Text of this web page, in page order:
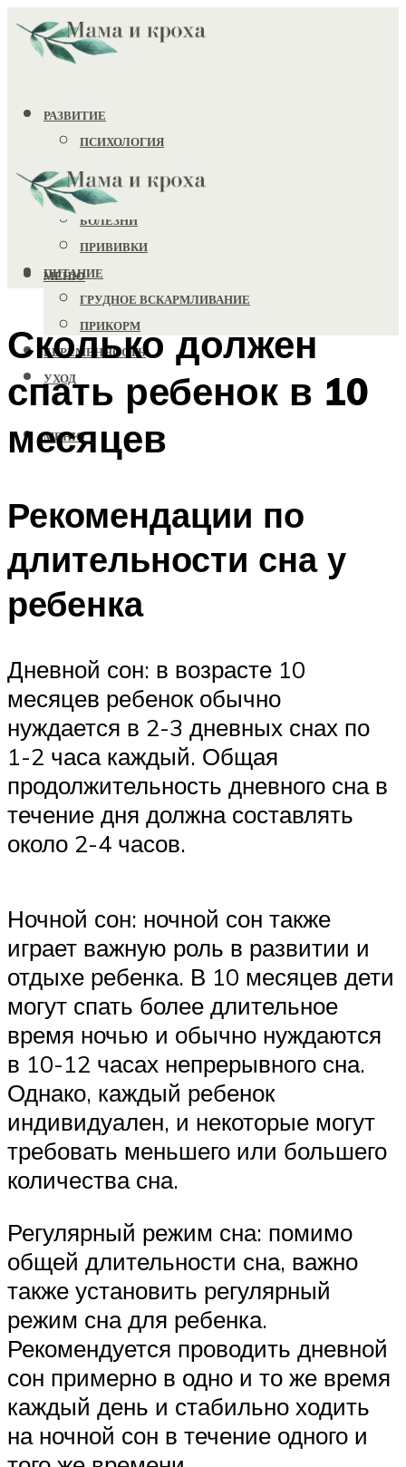
РАЗВИТИЕ
ПСИХОЛОГИЯ
ИГРУШКИ
ЗДОРОВЬЕ
БОЛЕЗНИ
ПРИВИВКИ
ПИТАНИЕ
ГРУДНОЕ ВСКАРМЛИВАНИЕ
ПРИКОРМ
БЕРЕМЕННОСТЬ
УХОД
МЕНЮ
МЕНЮ
Сколько должен
спать ребенок в 10
месяцев
Рекомендации по
длительности сна у
ребенка
Дневной сон: в возрасте 10
месяцев ребенок обычно
нуждается в 2-3 дневных снах по
1-2 часа каждый. Общая
продолжительность дневного сна в
течение дня должна составлять
около 2-4 часов.
Ночной сон: ночной сон также
играет важную роль в развитии и
отдыхе ребенка. В 10 месяцев дети
могут спать более длительное
время ночью и обычно нуждаются
в 10-12 часах непрерывного сна.
Однако, каждый ребенок
индивидуален, и некоторые могут
требовать меньшего или большего
количества сна.
Регулярный режим сна: помимо
общей длительности сна, важно
также установить регулярный
режим сна для ребенка.
Рекомендуется проводить дневной
сон примерно в одно и то же время
каждый день и стабильно ходить
на ночной сон в течение одного и